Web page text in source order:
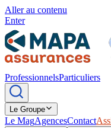
Aller au contenu
Enter
ProfessionnelsParticuliers
Le Groupe
Le MagAgencesContact